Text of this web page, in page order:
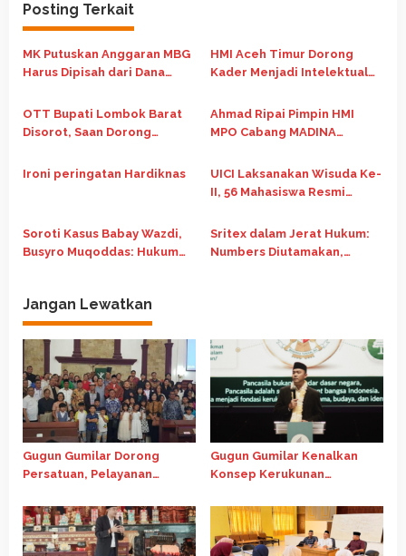
a
s
i
o
Posting Terkait
MK Putuskan Anggaran MBG
Harus Dipisah dari Dana
HMI Aceh Timur Dorong
Kader Menjadi Intelektual
Ekonomi Islam
OTT Bupati Lombok Barat
Disorot, Saan Dorong
Integritas Kepala Daerah
Ahmad Ripai Pimpin HMI
MPO Cabang MADINA
Ironi peringatan Hardiknas
UICI Laksanakan Wisuda Ke-
II, 56 Mahasiswa Resmi
Soroti Kasus Babay Wazdi,
Busyro Muqoddas: Hukum
Sritex dalam Jerat Hukum:
Numbers Diutamakan,
Jangan Lewatkan
Gugun Gumilar Dorong
Persatuan, Pelayanan
USU Tetap Berjalan
Gugun Gumilar Kenalkan
Konsep Kerukunan
Internasional Gereja Advent